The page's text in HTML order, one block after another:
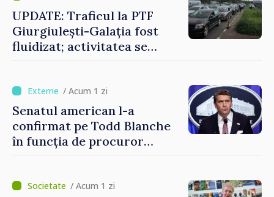
UPDATE: Traficul la PTF
Giurgiulești-Galația fost
fluidizat; activitatea se
/ Acum 1 zi
Senatul american l-a
confirmat pe Todd Blanche
în funcția de procuror
/ Acum 1 zi